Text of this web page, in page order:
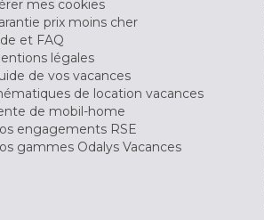
mes cookies
prix moins cher
et FAQ
légales
de vos vacances
de location vacances
de mobil-home
engagements RSE
gammes Odalys Vacances